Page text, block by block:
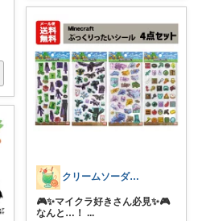
クリームソーダ♫昭和平成レトロ好き母
🎮✨マイクラ好きさん必見✨🎮
なんと…！ ...